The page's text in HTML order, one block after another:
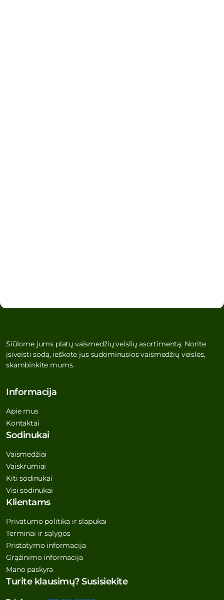
Siūlome jums platų vaismedžių veislių asortimentą. Norite
įsiveisti sodą, ieškote jus sudominusios vaismedžių veislės,
skambinkite mums.
Informacija
Apie mus
Kontaktai
Sodinukai
Vaismedžiai
Vaiskrūmiai
Kiti sodinukai
Visi sodinukai
Klientams
Privatumo politika ir slapukai
Terminai ir sąlygos
Pristatymo informacija
Grąžinimo informacija
Mano paskyra
Turite klausimų? Susisiekite